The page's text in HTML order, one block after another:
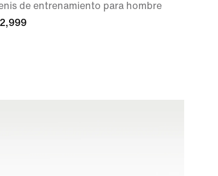
de entrenamiento para hombre